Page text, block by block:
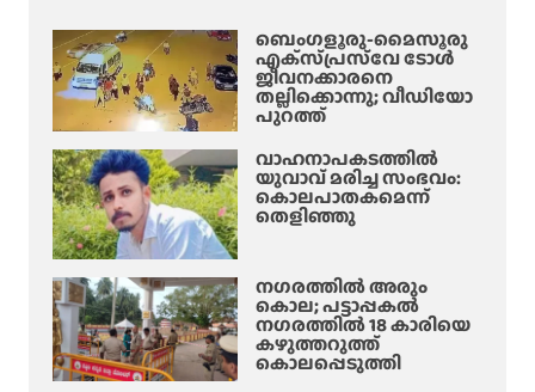
ബെംഗളൂരു-മൈസൂരു
എക്‌സ്‌പ്രസ്‌വേ ടോൾ
ജീവനക്കാരനെ
തല്ലിക്കൊന്നു; വീഡിയോ
പുറത്ത്
വാഹനാപകടത്തിൽ
യുവാവ് മരിച്ച സംഭവം:
കൊലപാതകമെന്ന്
തെളിഞ്ഞു
നഗരത്തിൽ അരും
കൊല; പട്ടാപ്പകൽ
നഗരത്തിൽ 18 കാരിയെ
കഴുത്തറുത്ത്
കൊലപ്പെടുത്തി